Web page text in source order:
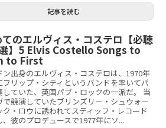
記事を読む
てのエルヴィス・コステロ【必聴
】5 Elvis Costello Songs to
to First
ン出身のエルヴィス・コステロは、1970年
フリップ・シティというバンドを率いてパ
していた、英国パブ・ロックの一派だ。 当
で競演していたブリンズリー・シュウォー
ク・ロウに誘われてスティッフ・レコード
、彼のプロデュースで1977年にソ...